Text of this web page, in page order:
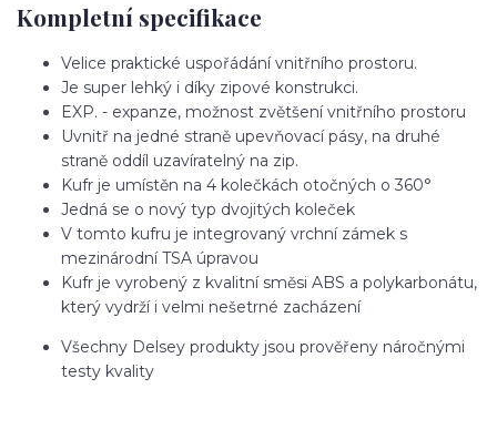
Kompletní specifikace
Velice praktické uspořádání vnitřního prostoru.
Je super lehký i díky zipové konstrukci.
EXP. - expanze, možnost zvětšení vnitřního prostoru
Uvnitř na jedné straně upevňovací pásy, na druhé
straně oddíl uzavíratelný na zip.
Kufr je umístěn na 4 kolečkách otočných o 360°
Jedná se o nový typ dvojitých koleček
V tomto kufru je integrovaný vrchní zámek s
mezinárodní TSA úpravou
Kufr je vyrobený z kvalitní směsi ABS a polykarbonátu,
který vydrží i velmi nešetrné zacházení
Všechny Delsey produkty jsou prověřeny náročnými
testy kvality